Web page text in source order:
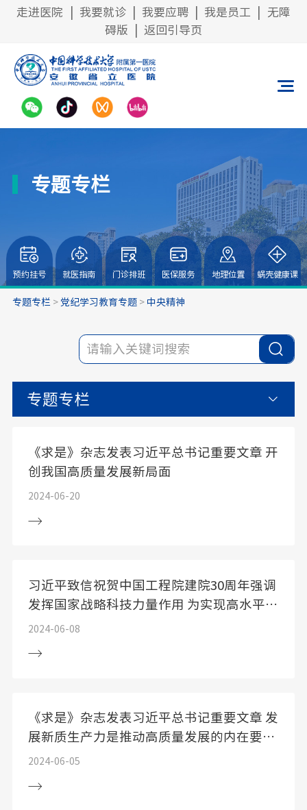
走进医院 我要就诊 我要应聘 我是员工
无障
碍版
返回引导页
专题专栏
预约挂号 就医指南 门诊排班 医保服务 地理位置 蜗壳健康课
专题专栏 > 党纪学习教育专题> 中央精神
专题专栏
《求是》杂志发表习近平总书记重要文章 开
创我国高质量发展新局面
2024-06-20
习近平致信祝贺中国工程院建院30周年强调
发挥国家战略科技力量作用 为实现高水平科
技自立自强建设世界科技强国作出新的更大
2024-06-08
《求是》杂志发表习近平总书记重要文章 发
展新质生产力是推动高质量发展的内在要求
和重要着力点
2024-06-05